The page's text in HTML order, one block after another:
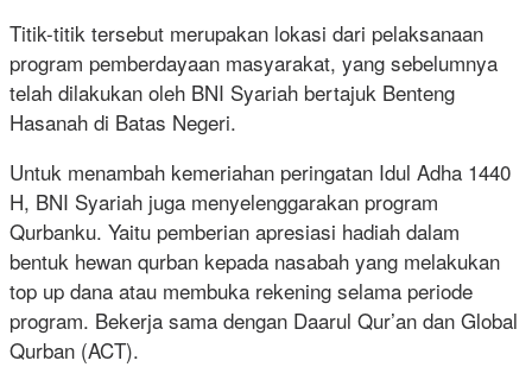
Titik-titik tersebut merupakan lokasi dari pelaksanaan
program pemberdayaan masyarakat, yang sebelumnya
telah dilakukan oleh BNI Syariah bertajuk Benteng
Hasanah di Batas Negeri.
Untuk menambah kemeriahan peringatan Idul Adha 1440
H, BNI Syariah juga menyelenggarakan program
Qurbanku. Yaitu pemberian apresiasi hadiah dalam
bentuk hewan qurban kepada nasabah yang melakukan
top up dana atau membuka rekening selama periode
program. Bekerja sama dengan Daarul Qur’an dan Global
Qurban (ACT).